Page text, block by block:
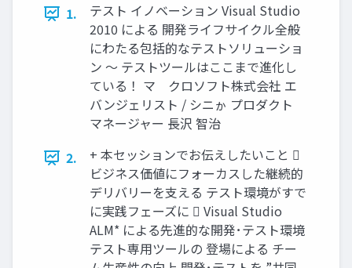
1.
テスト イノベーション Visual Studio
2010 による 開発ライフサイクル全般
にわたる包括的なテストソリューショ
ン ～ テストツールはここまで進化し
ている！ マ゗クロソフト株式会社 エ
バンジェリスト / シニゕ プロダクト
マネージャー 長沢 智治
2.
+ 本セッションでお伝えしたいこと 
ビジネス価値にフォーカスした継続的
デリバリーを支える テスト環境がすで
に実践フェーズに  Visual Studio
ALM* による先進的な開発･テスト環境
テスト専用ツールの 登場による チー